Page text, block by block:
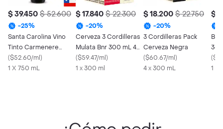
$ 39.450 $ 52.600
-25%
Santa Carolina Vino
Tinto Carmenere
Reservado
($52.60/ml)
1 X 750 mL
$ 17.840 $ 22.300
-20%
Cerveza 3 Cordilleras
Mulata Bnr 300 mL 4
Pack
($59.47/ml)
1 x 300 ml
$ 18.200 $ 22.750
-20%
3 Cordilleras Pack
Cerveza Negra
($60.67/ml)
4 x 300 mL
$
(
1 X